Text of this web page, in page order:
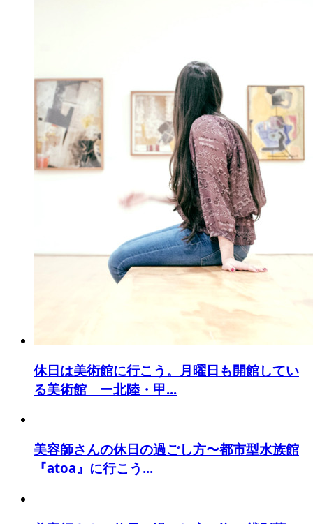
休日は美術館に行こう。月曜日も開館してい
る美術館 ー北陸・甲...
美容師さんの休日の過ごし方〜都市型水族館
『atoa』に行こう...